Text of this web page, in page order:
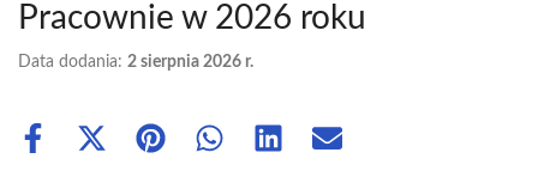
Pracownie w 2026 roku
Data dodania: 2 sierpnia 2026 r.
Share
Share Share Share Share Share